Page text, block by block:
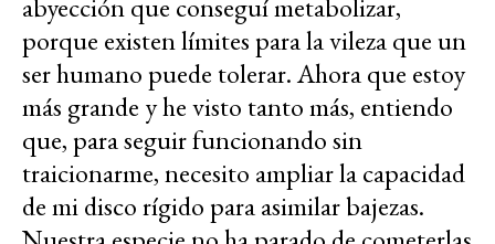
abyección que conseguí metabolizar,
porque existen límites para la vileza que un
ser humano puede tolerar. Ahora que estoy
más grande y he visto tanto más, entiendo
que, para seguir funcionando sin
traicionarme, necesito ampliar la capacidad
de mi disco rígido para asimilar bajezas.